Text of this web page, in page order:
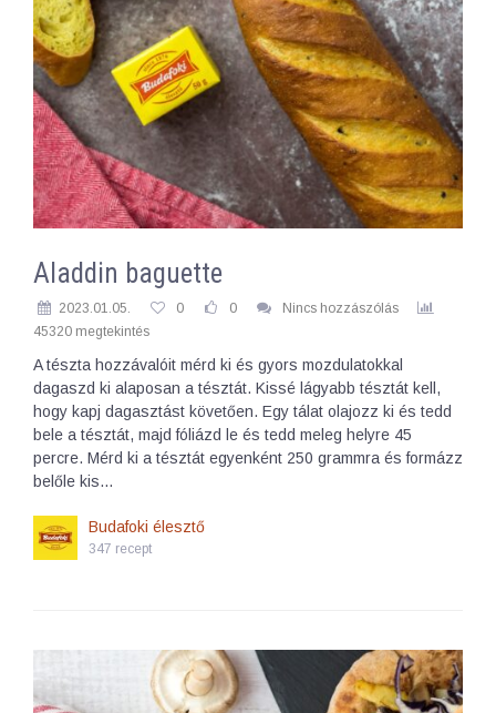
Aladdin baguette
2023.01.05. 0 0
Nincs hozzászólás
45320 megtekintés
A tészta hozzávalóit mérd ki és gyors mozdulatokkal
dagaszd ki alaposan a tésztát. Kissé lágyabb tésztát kell,
hogy kapj dagasztást követően. Egy tálat olajozz ki és tedd
bele a tésztát, majd fóliázd le és tedd meleg helyre 45
percre. Mérd ki a tésztát egyenként 250 grammra és formázz
belőle kis…
Budafoki élesztő
347 recept